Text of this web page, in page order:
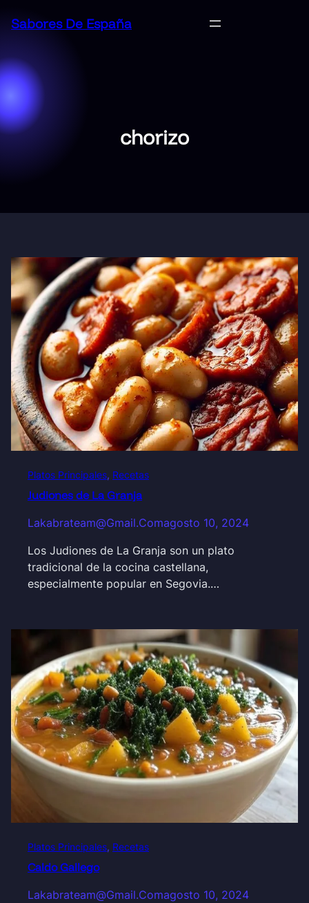
Sabores De España
chorizo
Platos Principales, Recetas
Judiones de La Granja
Lakabrateam@gmail.comagosto 10, 2024
Los Judiones de La Granja son un plato
tradicional de la cocina castellana,
especialmente popular en Segovia.…
Platos Principales, Recetas
Caldo Gallego
Lakabrateam@gmail.comagosto 10, 2024